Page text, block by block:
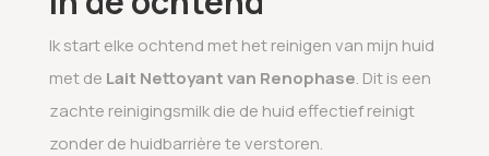
Ik start elke ochtend met het reinigen van mijn huid
met de Lait Nettoyant van Renophase. Dit is een
zachte reinigingsmilk die de huid effectief reinigt
zonder de huidbarrière te verstoren.